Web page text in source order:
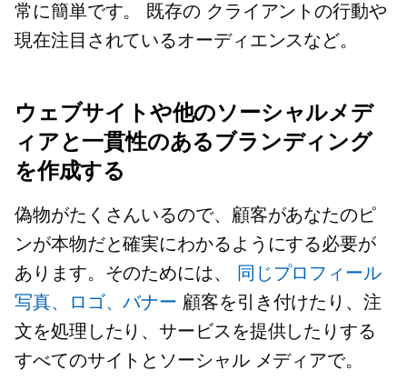
常に簡単です。 既存の クライアントの行動や
現在注目されているオーディエンスなど。
ウェブサイトや他のソーシャルメデ
ィアと一貫性のあるブランディング
を作成する
偽物がたくさんいるので、顧客があなたのピ
ンが本物だと確実にわかるようにする必要が
あります。そのためには、
同じプロフィール
写真、ロゴ、バナー 顧客を引き付けたり、注
文を処理したり、サービスを提供したりする
すべてのサイトとソーシャル メディアで。